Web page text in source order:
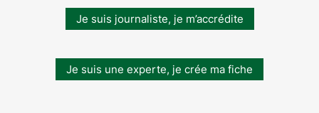
Je suis journaliste, je m’accrédite
Je suis une experte, je crée ma fiche